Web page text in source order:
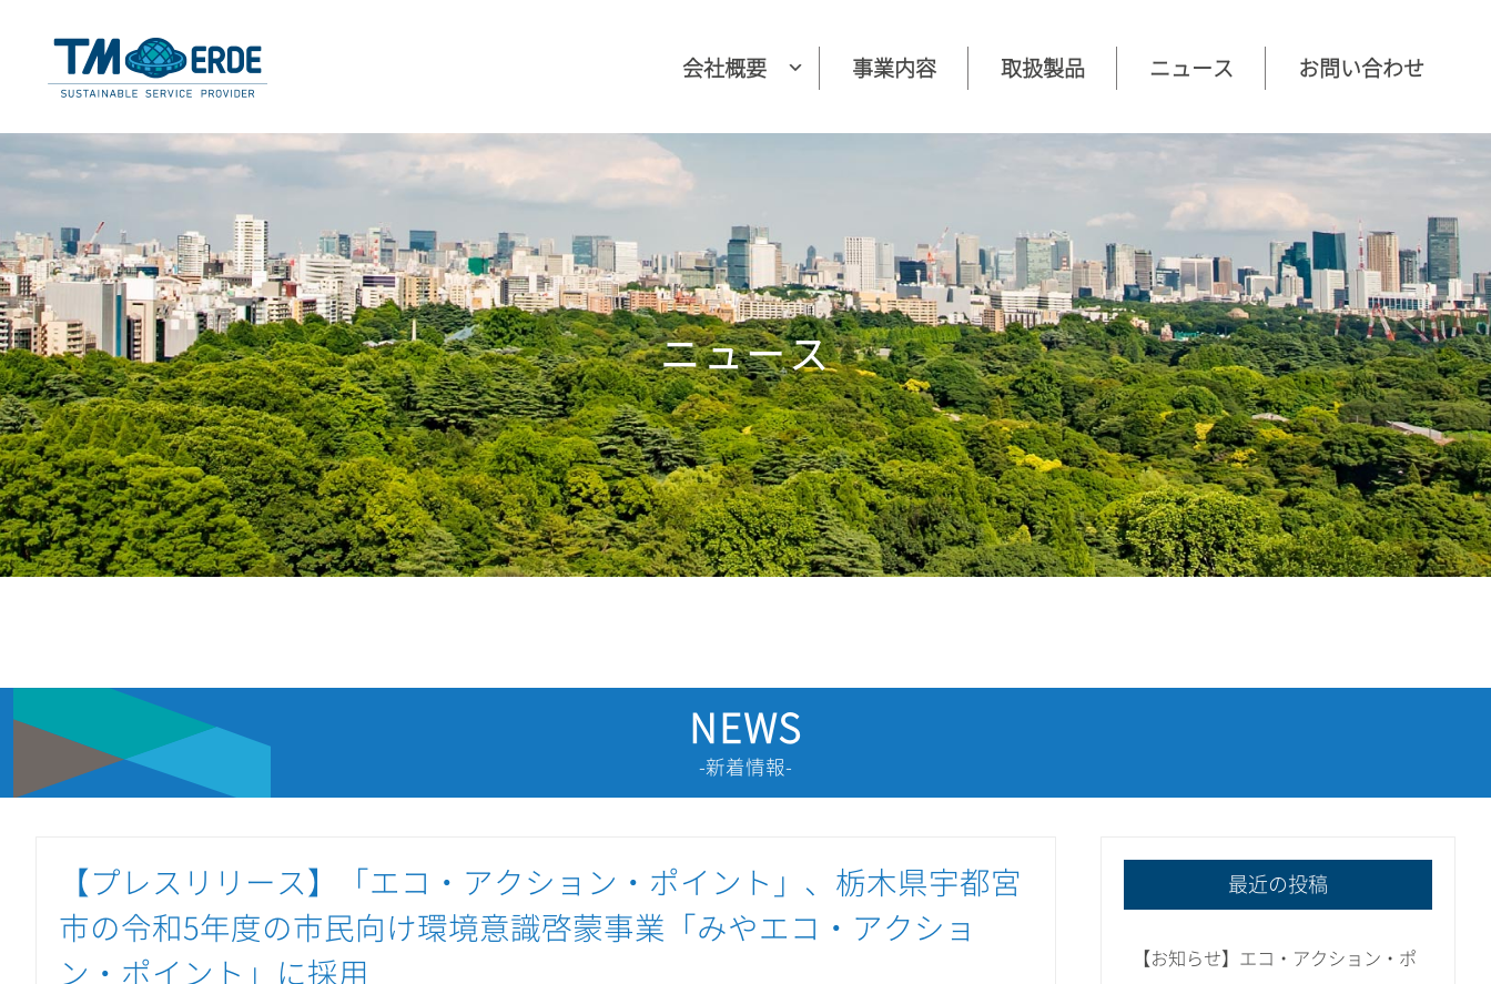
会社概要 事業内容 取扱製品 ニュース お問い合わせ
ニュース
NEWS
-新着情報-
【プレスリリース】「エコ・アクション・ポイント」、栃木県宇都宮
市の令和5年度の市民向け環境意識啓蒙事業「みやエコ・アクショ
ン・ポイント」に採用
最近の投稿
【お知らせ】エコ・アクション・ポ